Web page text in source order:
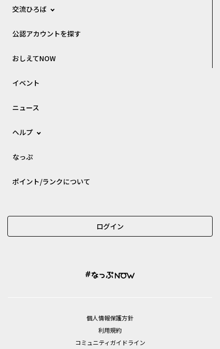
交流ひろば
公認アカウントを探す
おしえてNOW
イベント
ニュース
ヘルプ
なっぷ
ポイント/ランクについて
ログイン
個⼈情報保護⽅針
利用規約
コミュニティガイドライン